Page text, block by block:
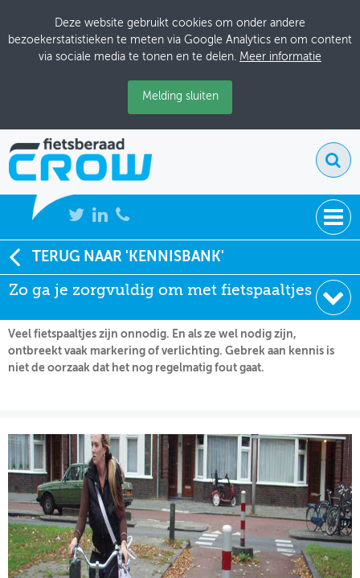
Deze website gebruikt cookies om onder andere
bezoekerstatistieken te meten via Google Analytics en om content
via sociale media te tonen en te delen. Meer informatie
Melding sluiten
NIEUWS
BIJEENKOMSTEN
KENNISBANK
ADRESSENBOEK
MIJN PROFIEL
GEBRUIKER
TERUG NAAR 'KENNISBANK'
Zo ga je zorgvuldig om met fietspaaltjes
Soort:
Nieuws Fietsberaad
Datum:
22-08-2022
Veel fietspaaltjes zijn onnodig. En als ze wel nodig zijn,
ontbreekt vaak markering of verlichting. Gebrek aan kennis is
niet de oorzaak dat het nog regelmatig fout gaat.